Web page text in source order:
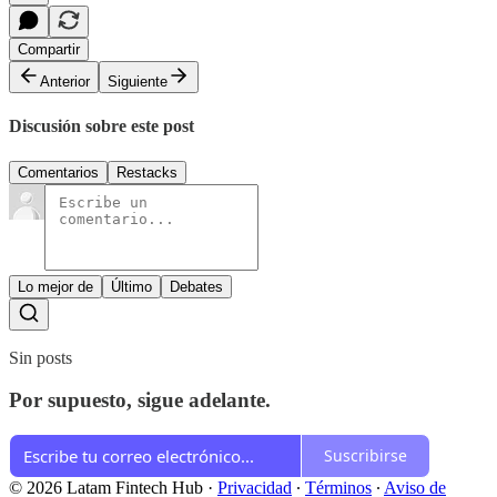
Compartir
Anterior
Siguiente
Discusión sobre este post
Comentarios Restacks
Lo mejor de Último Debates
Sin posts
Por supuesto, sigue adelante.
Suscribirse
© 2026 Latam Fintech Hub · Privacidad ∙ Términos ∙ Aviso de